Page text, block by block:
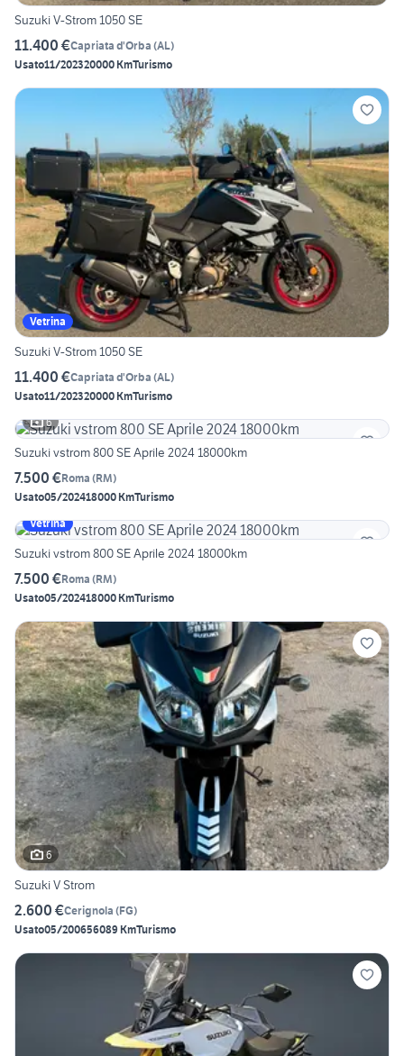
Suzuki V-Strom 1050 SE
11.400 €Capriata d'Orba (AL)
Usato11/202320000 KmTurismo
Vetrina
Suzuki V-Strom 1050 SE
11.400 €Capriata d'Orba (AL)
Usato11/202320000 KmTurismo
6
Suzuki vstrom 800 SE Aprile 2024 18000km
7.500 €Roma (RM)
Usato05/202418000 KmTurismo
Vetrina
Suzuki vstrom 800 SE Aprile 2024 18000km
7.500 €Roma (RM)
Usato05/202418000 KmTurismo
6
Suzuki V Strom
2.600 €Cerignola (FG)
Usato05/200656089 KmTurismo